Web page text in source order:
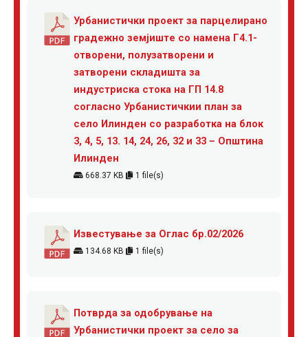
Урбанистички проект за парцелирано
градежно земјиште со намена Г4.1-
отворени, полузатворени и
затворени складишта за
индустриска стока на ГП 14.8
согласно Урбанистичкии план за
село Илинден со разработка на блок
3, 4, 5, 13. 14, 24, 26, 32 и 33 – Општина
Илинден
668.37 KB 1 file(s)
Известување за Оглас бр.02/2026
134.68 KB 1 file(s)
Потврда за одобрување на
Урбанистички проект за село за